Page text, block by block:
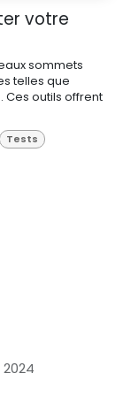
votre
sommets
telles que
Ces outils offrent
Tests